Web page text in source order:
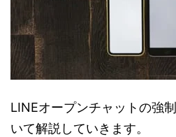
LINEオープンチャットの強
いて解説していきます。